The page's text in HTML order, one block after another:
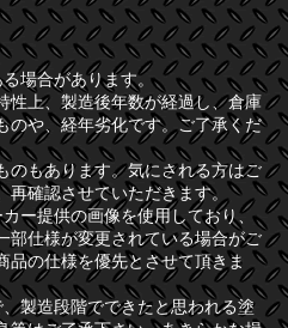
場合があります。
性上、製造後年数が経過し、倉庫
のや、経年劣化です。ご了承くだ
のもあります。気にされる方はご
確認させていただきます。
ー提供の画像を使用しており、
部仕様が変更されている場合がご
品の仕様を優先とさせて頂きま
製造段階でできたと思われる塗